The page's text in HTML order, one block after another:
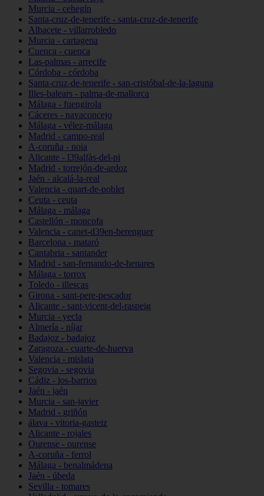
Murcia - cehegín
Santa-cruz-de-tenerife - santa-cruz-de-tenerife
Albacete - villarrobledo
Murcia - cartagena
Cuenca - cuenca
Las-palmas - arrecife
Córdoba - córdoba
Santa-cruz-de-tenerife - san-cristóbal-de-la-laguna
Illes-balears - palma-de-mallorca
Málaga - fuengirola
Cáceres - navaconcejo
Málaga - vélez-málaga
Madrid - campo-real
A-coruña - noia
Alicante - l39alfàs-del-pi
Madrid - torrejón-de-ardoz
Jaén - alcalá-la-real
Valencia - quart-de-poblet
Ceuta - ceuta
Málaga - málaga
Castellón - moncofa
Valencia - canet-d39en-berenguer
Barcelona - mataró
Cantabria - santander
Madrid - san-fernando-de-henares
Málaga - torrox
Toledo - illescas
Girona - sant-pere-pescador
Alicante - sant-vicent-del-raspeig
Murcia - yecla
Almería - níjar
Badajoz - badajoz
Zaragoza - cuarte-de-huerva
Valencia - mislata
Segovia - segovia
Cádiz - los-barrios
Jaén - jaén
Murcia - san-javier
Madrid - griñón
álava - vitoria-gasteiz
Alicante - rojales
Ourense - ourense
A-coruña - ferrol
Málaga - benalmádena
Jaén - úbeda
Sevilla - tomares